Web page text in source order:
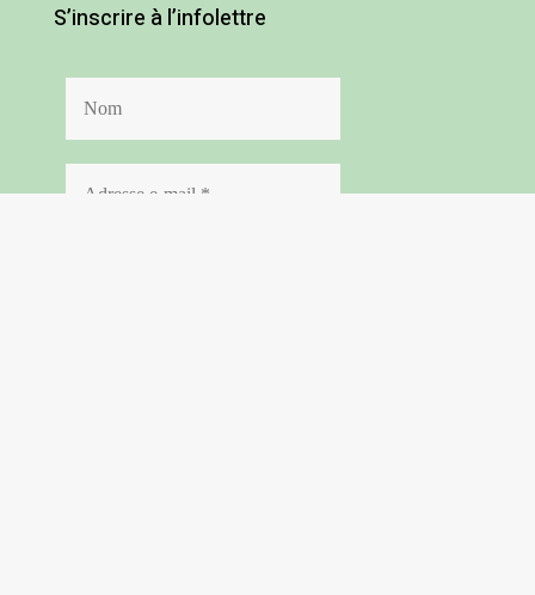
S’inscrire à l’infolettre